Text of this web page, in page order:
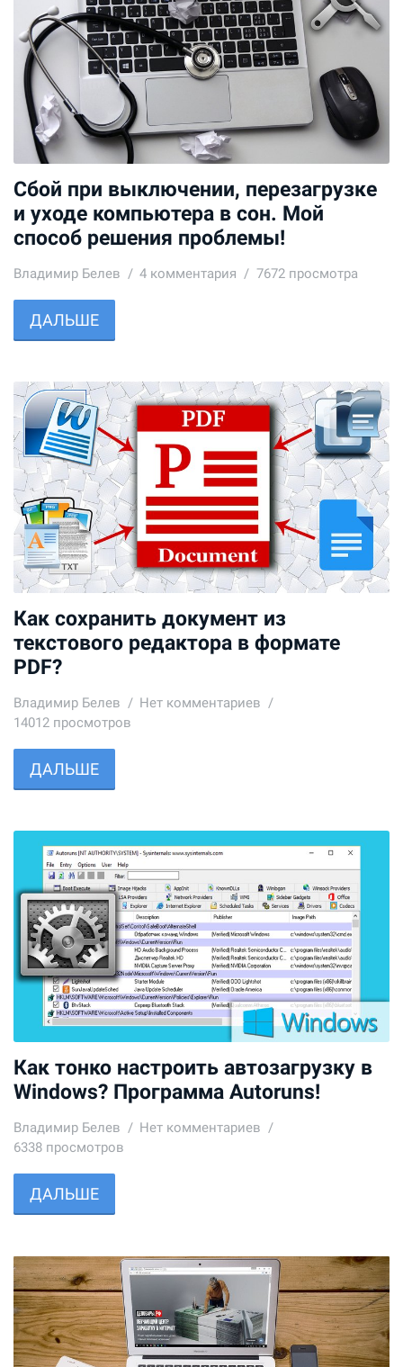
Сбой при выключении, перезагрузке
и уходе компьютера в сон. Мой
способ решения проблемы!
Владимир Белев 4 комментария 7672 просмотра
ДАЛЬШЕ
Как сохранить документ из
текстового редактора в формате
PDF?
Владимир Белев
Нет комментариев
14012 просмотров
ДАЛЬШЕ
Как тонко настроить автозагрузку в
Windows? Программа Autoruns!
Владимир Белев
Нет комментариев
6338 просмотров
ДАЛЬШЕ